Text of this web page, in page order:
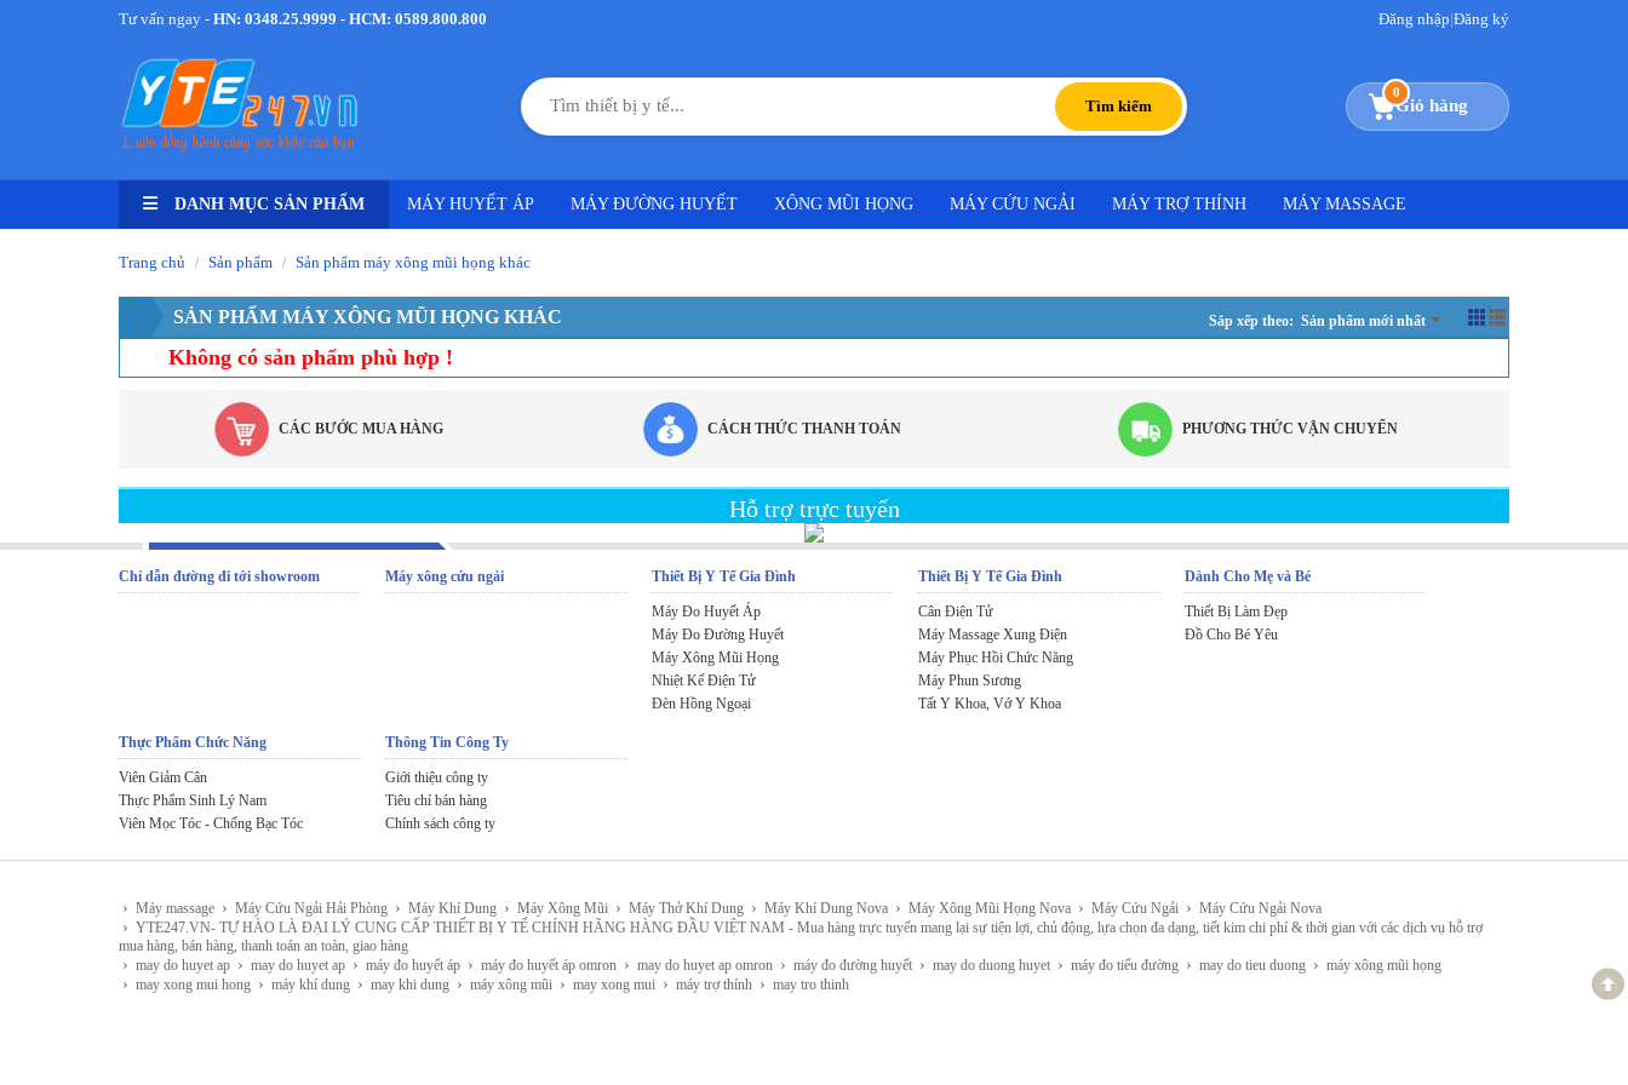
Tư vấn ngay - HN: 0348.25.9999 - HCM: 0589.800.800 Đăng nhập|Đăng ký
Tìm kiếm
0
Giỏ hàng
DANH MỤC SẢN PHẨM MÁY HUYẾT ÁP MÁY ĐƯỜNG HUYẾT XÔNG MŨI HỌNG MÁY CỨU NGẢI MÁY TRỢ THÍNH MÁY MASSAGE
Trang chủ / Sản phẩm / Sản phẩm máy xông mũi họng khác
SẢN PHẨM MÁY XÔNG MŨI HỌNG KHÁC Sắp xếp theo: Sản phẩm mới nhất
Không có sản phẩm phù hợp !
CÁC BƯỚC MUA HÀNG CÁCH THỨC THANH TOÁN PHƯƠNG THỨC VẬN CHUYỂN
Hỗ trợ trực tuyến
Chỉ dẫn đường đi tới showroom Máy xông cứu ngải Thiết Bị Y Tế Gia Đình
Máy Đo Huyết Áp
Máy Đo Đường Huyết
Máy Xông Mũi Họng
Nhiệt Kế Điện Tử
Đèn Hồng Ngoại
Thiết Bị Y Tế Gia Đình
Cân Điện Tử
Máy Massage Xung Điện
Máy Phục Hồi Chức Năng
Máy Phun Sương
Tất Y Khoa, Vớ Y Khoa
Dành Cho Mẹ và Bé
Thiết Bị Làm Đẹp
Đồ Cho Bé Yêu
Thực Phẩm Chức Năng
Viên Giảm Cân
Thực Phẩm Sinh Lý Nam
Viên Mọc Tóc - Chống Bạc Tóc
Thông Tin Công Ty
Giới thiệu công ty
Tiêu chí bán hàng
Chính sách công ty
› Máy massage › Máy Cứu Ngải Hải Phòng › Máy Khí Dung › Máy Xông Mũi › Máy Thở Khí Dung › Máy Khí Dung Nova › Máy Xông Mũi Họng Nova › Máy Cứu Ngải › Máy Cứu Ngải Nova
› YTE247.VN- TỰ HÀO LÀ ĐẠI LÝ CUNG CẤP THIẾT BỊ Y TẾ CHÍNH HÃNG HÀNG ĐẦU VIỆT NAM - Mua hàng trực tuyến mang lại sự tiện lợi, chủ động, lựa chọn đa dạng, tiết kim chi phí & thời gian với các dịch vụ hỗ trợ
mua hàng, bán hàng, thanh toán an toàn, giao hàng
› may do huyet ap › may do huyet ap › máy đo huyết áp › máy đo huyết áp omron › may do huyet ap omron › máy đo đường huyết › may do duong huyet › máy đo tiểu đường › may do tieu duong › máy xông mũi họng
› may xong mui hong › máy khí dung › may khi dung › máy xông mũi › may xong mui › máy trợ thính › may tro thinh